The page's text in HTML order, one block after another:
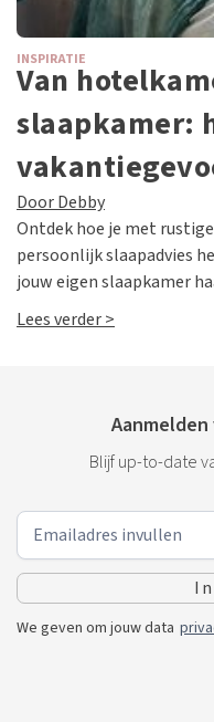
INSPIRATIE
Van
slaapkamer:
Door Debby
Ontdek hoe je met
persoonlijk slaapadvies
jouw eigen slaapkamer
Lees verder >
Blijf up-to-date
We geven om jouw data